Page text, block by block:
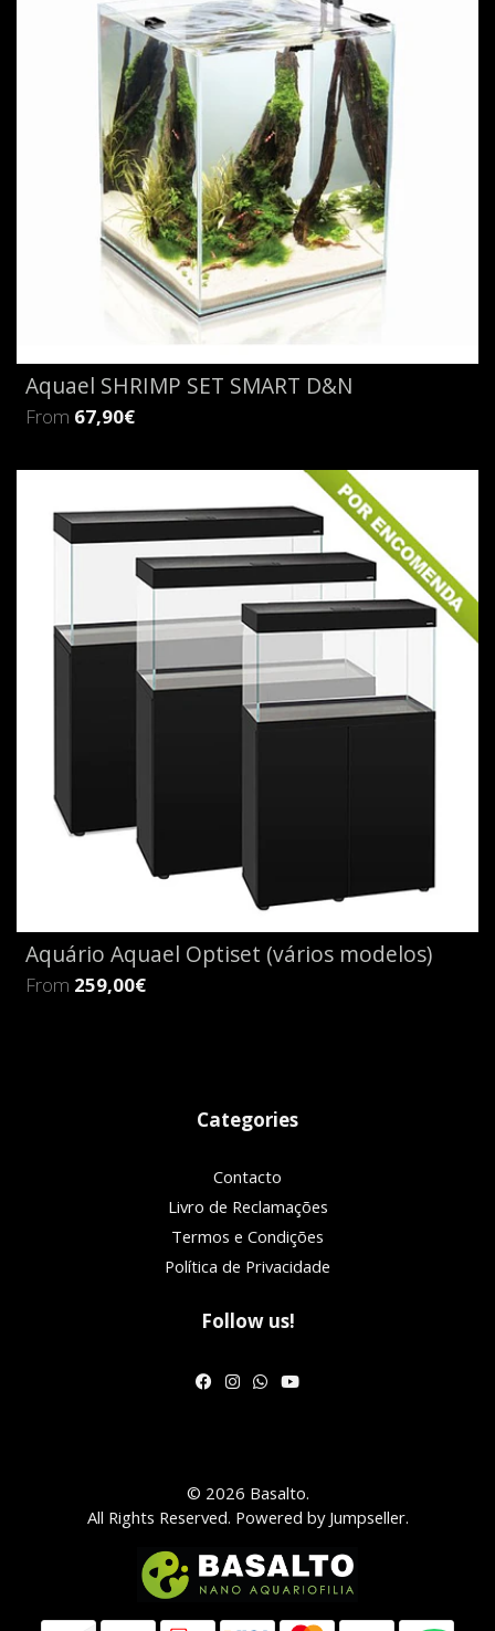
Aquael SHRIMP SET SMART D&N
From 67,90€
Aquário Aquael Optiset (vários modelos)
From 259,00€
Categories
Contacto
Livro de Reclamações
Termos e Condições
Política de Privacidade
Follow us!
© 2026 Basalto.
All Rights Reserved. Powered by Jumpseller.